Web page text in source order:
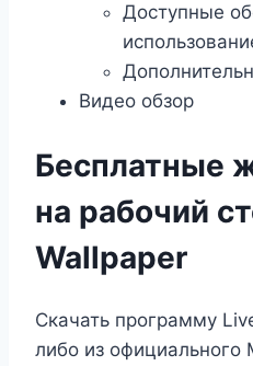
Доступные
Видео обзор
Бесплатные
на рабочий
Wallpaper
Скачать программу
либо из официального